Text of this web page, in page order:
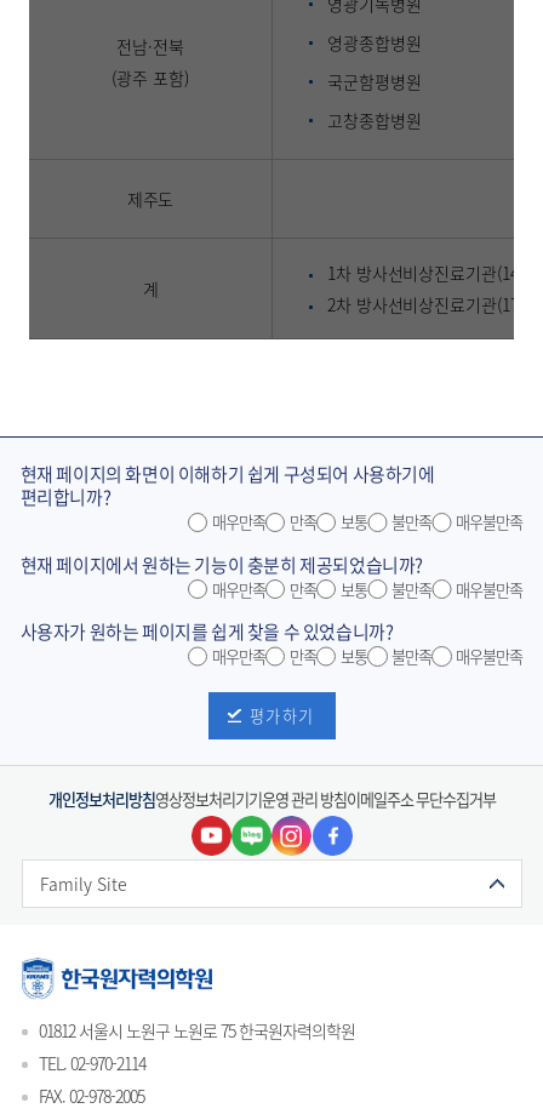
전남·전북
(광주 포함)
영광종합병원
국군함평병원
고창종합병원
제주도
계
1차 방사선비상진료기관(14개)
2차 방사선비상진료기관(17개)
현재 페이지의 화면이 이해하기 쉽게 구성되어 사용하기에
편리합니까?
매우만족 만족 보통 불만족 매우불만족
현재 페이지에서 원하는 기능이 충분히 제공되었습니까?
매우만족 만족 보통 불만족 매우불만족
사용자가 원하는 페이지를 쉽게 찾을 수 있었습니까?
매우만족 만족 보통 불만족 매우불만족
평가하기
개인정보처리방침영상정보처리기기운영 관리 방침이메일주소 무단수집거부
Family Site
01812 서울시 노원구 노원로 75 한국원자력의학원
TEL. 02-970-2114
FAX. 02-978-2005